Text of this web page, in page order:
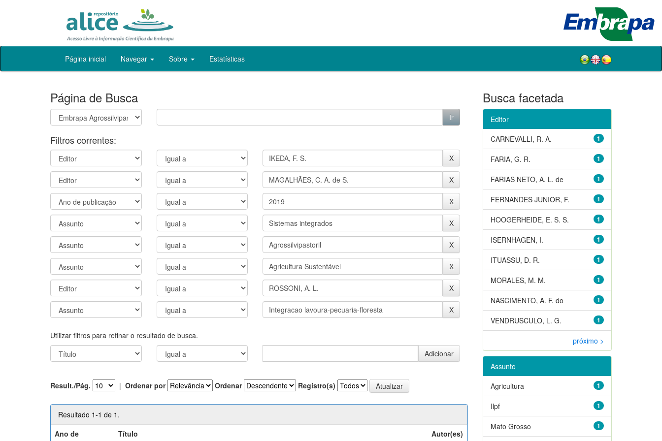
Skip
Página inicial Navegar Sobre Estatísticas
Página de Busca
Filtros correntes:
Utilizar filtros para refinar o resultado de busca.
Result./Pág. | Ordenar por Ordenar Registro(s)
Resultado 1-1 de 1.
Ano de
Título Autor(es)
Busca facetada
Editor
1
CARNEVALLI, R. A.
1
FARIA, G. R.
1
FARIAS NETO, A. L. de
1
FERNANDES JUNIOR, F.
1
HOOGERHEIDE, E. S. S.
1
ISERNHAGEN, I.
1
ITUASSU, D. R.
1
MORALES, M. M.
1
NASCIMENTO, A. F. do
1
VENDRUSCULO, L. G.
próximo >
Assunto
1
Agricultura
1
Ilpf
1
Mato Grosso